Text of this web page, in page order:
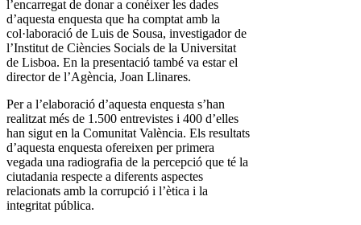
l’encarregat de donar a conéixer les dades
d’aquesta enquesta que ha comptat amb la
col·laboració de Luis de Sousa, investigador de
l’Institut de Ciències Socials de la Universitat
de Lisboa. En la presentació també va estar el
director de l’Agència, Joan Llinares.
Per a l’elaboració d’aquesta enquesta s’han
realitzat més de 1.500 entrevistes i 400 d’elles
han sigut en la Comunitat València. Els resultats
d’aquesta enquesta ofereixen per primera
vegada una radiografia de la percepció que té la
ciutadania respecte a diferents aspectes
relacionats amb la corrupció i l’ètica i la
integritat pública.